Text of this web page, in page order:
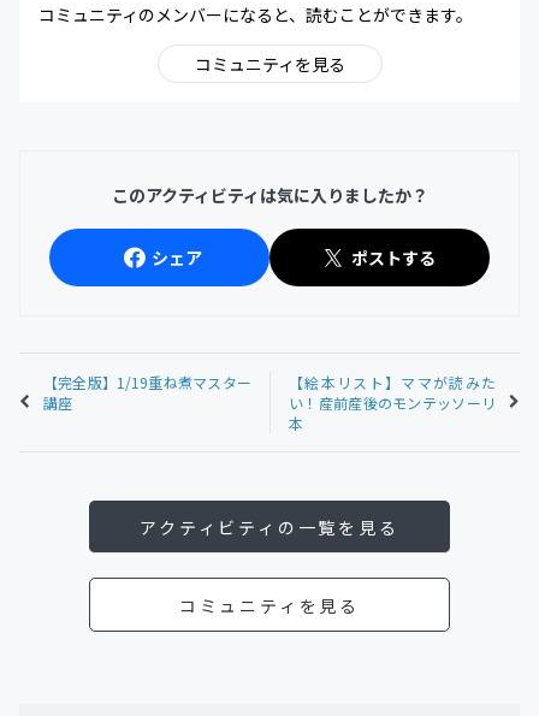
コミュニティのメンバーになると、読むことができます。
コミュニティを見る
このアクティビティは気に入りましたか？
シェア ポストする
【完全版】1/19重ね煮マスター
講座
【絵本リスト】ママが読みた
い！産前産後のモンテッソーリ
本
アクティビティの一覧を見る
コミュニティを見る